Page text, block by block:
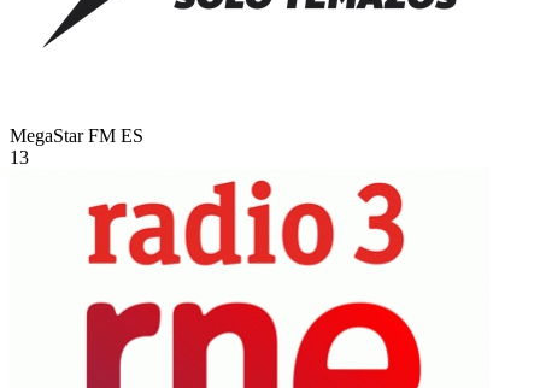
MegaStar FM ES
13